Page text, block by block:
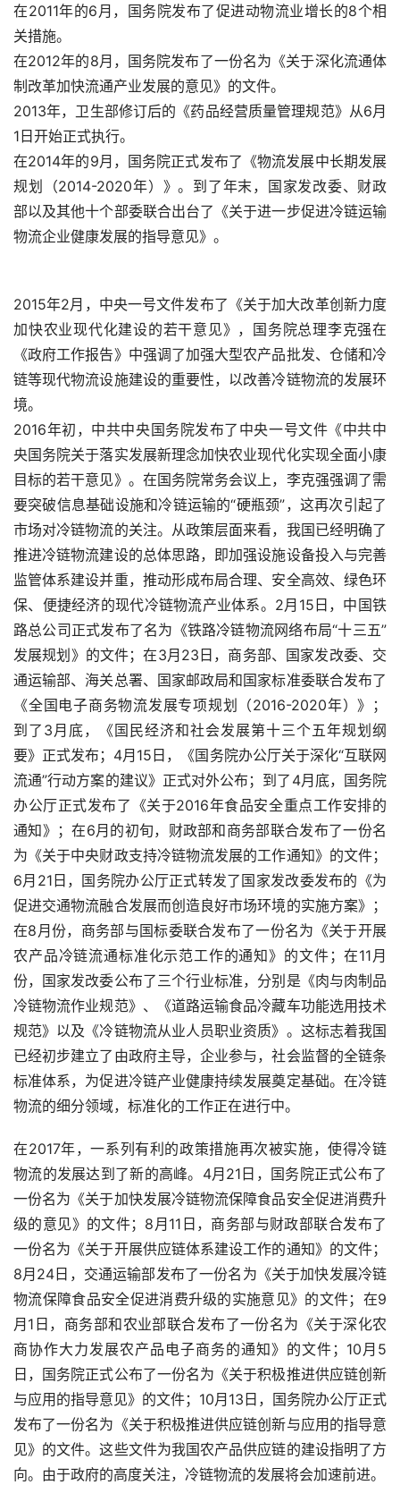
在2011年的6月，国务院发布了促进动物流业增长的8个相
关措施。
在2012年的8月，国务院发布了一份名为《关于深化流通体
制改革加快流通产业发展的意见》的文件。
2013年，卫生部修订后的《药品经营质量管理规范》从6月
1日开始正式执行。
在2014年的9月，国务院正式发布了《物流发展中长期发展
规划（2014-2020年）》。到了年末，国家发改委、财政
部以及其他十个部委联合出台了《关于进一步促进冷链运输
物流企业健康发展的指导意见》。
2015年2月，中央一号文件发布了《关于加大改革创新力度
加快农业现代化建设的若干意见》，国务院总理李克强在
《政府工作报告》中强调了加强大型农产品批发、仓储和冷
链等现代物流设施建设的重要性，以改善冷链物流的发展环
境。
2016年初，中共中央国务院发布了中央一号文件《中共中
央国务院关于落实发展新理念加快农业现代化实现全面小康
目标的若干意见》。在国务院常务会议上，李克强强调了需
要突破信息基础设施和冷链运输的“硬瓶颈”，这再次引起了
市场对冷链物流的关注。从政策层面来看，我国已经明确了
推进冷链物流建设的总体思路，即加强设施设备投入与完善
监管体系建设并重，推动形成布局合理、安全高效、绿色环
保、便捷经济的现代冷链物流产业体系。2月15日，中国铁
路总公司正式发布了名为《铁路冷链物流网络布局“十三五”
发展规划》的文件；在3月23日，商务部、国家发改委、交
通运输部、海关总署、国家邮政局和国家标准委联合发布了
《全国电子商务物流发展专项规划（2016-2020年）》；
到了3月底，《国民经济和社会发展第十三个五年规划纲
要》正式发布；4月15日，《国务院办公厅关于深化“互联网
流通”行动方案的建议》正式对外公布；到了4月底，国务院
办公厅正式发布了《关于2016年食品安全重点工作安排的
通知》；在6月的初旬，财政部和商务部联合发布了一份名
为《关于中央财政支持冷链物流发展的工作通知》的文件；
6月21日，国务院办公厅正式转发了国家发改委发布的《为
促进交通物流融合发展而创造良好市场环境的实施方案》；
在8月份，商务部与国标委联合发布了一份名为《关于开展
农产品冷链流通标准化示范工作的通知》的文件；在11月
份，国家发改委公布了三个行业标准，分别是《肉与肉制品
冷链物流作业规范》、《道路运输食品冷藏车功能选用技术
规范》以及《冷链物流从业人员职业资质》。这标志着我国
已经初步建立了由政府主导，企业参与，社会监督的全链条
标准体系，为促进冷链产业健康持续发展奠定基础。在冷链
物流的细分领域，标准化的工作正在进行中。
在2017年，一系列有利的政策措施再次被实施，使得冷链
物流的发展达到了新的高峰。4月21日，国务院正式公布了
一份名为《关于加快发展冷链物流保障食品安全促进消费升
级的意见》的文件；8月11日，商务部与财政部联合发布了
一份名为《关于开展供应链体系建设工作的通知》的文件；
8月24日，交通运输部发布了一份名为《关于加快发展冷链
物流保障食品安全促进消费升级的实施意见》的文件；在9
月1日，商务部和农业部联合发布了一份名为《关于深化农
商协作大力发展农产品电子商务的通知》的文件；10月5
日，国务院正式公布了一份名为《关于积极推进供应链创新
与应用的指导意见》的文件；10月13日，国务院办公厅正式
发布了一份名为《关于积极推进供应链创新与应用的指导意
见》的文件。这些文件为我国农产品供应链的建设指明了方
向。由于政府的高度关注，冷链物流的发展将会加速前进。